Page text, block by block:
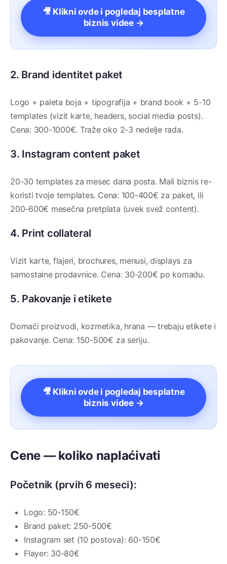
🎥 Klikni ovde i pogledaj besplatne
biznis videe →
2. Brand identitet paket
Logo + paleta boja + tipografija + brand book + 5-10
templates (vizit karte, headers, social media posts).
Cena: 300-1000€. Traže oko 2-3 nedelje rada.
3. Instagram content paket
20-30 templates za mesec dana posta. Mali biznis re-
koristi tvoje templates. Cena: 100-400€ za paket, ili
200-600€ mesečna pretplata (uvek svež content).
4. Print collateral
Vizit karte, flajeri, brochures, menusi, displays za
samostalne prodavnice. Cena: 30-200€ po komadu.
5. Pakovanje i etikete
Domaći proizvodi, kozmetika, hrana — trebaju etikete i
pakovanje. Cena: 150-500€ za seriju.
🎥 Klikni ovde i pogledaj besplatne
biznis videe →
Cene — koliko naplaćivati
Početnik (prvih 6 meseci):
Logo: 50-150€
Brand paket: 250-500€
Instagram set (10 postova): 60-150€
Flayer: 30-80€